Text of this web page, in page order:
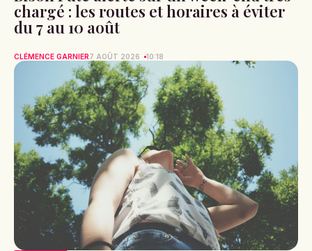
chargé : les routes et horaires à éviter
du 7 au 10 août
CLÉMENCE GARNIER7 AOÛT 2026 10:18